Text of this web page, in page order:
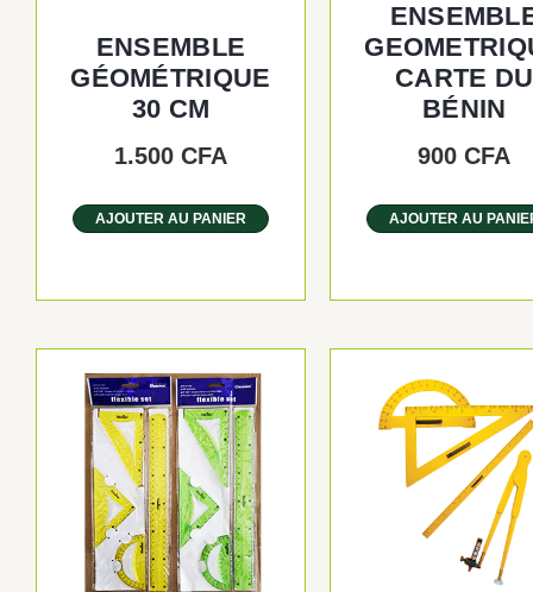
ENSEMBLE
GÉOMÉTRIQUE
30 CM
1.500 CFA
AJOUTER AU PANIER
CARTE DU
BÉNIN
900CFA
AJOUTER AU